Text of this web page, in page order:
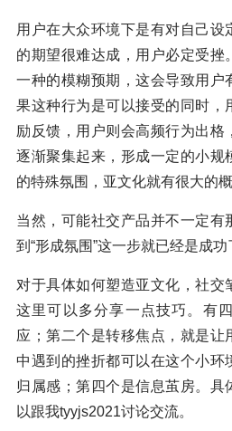
用户在大众环境下是有对自己设
的期望很难达成，用户必定受挫
一种的模糊预期，这会导致用户
果这种行为是可以接受的同时，
励反馈，用户则会高频行为出格
逐渐聚集起来，形成一定的小规
的特殊氛围，亚文化就有很大的概
当然，可能社交产品并不一定有
到“形成氛围”这一步就已经是成功
对于具体如何塑造亚文化，社交
这里可以多分享一点技巧。有
应；第二个是转移焦点，就是让
中遇到的挫折都可以在这个小环
归属感；第四个是信息茧房。具
以跟我tyyjs2021讨论交流。